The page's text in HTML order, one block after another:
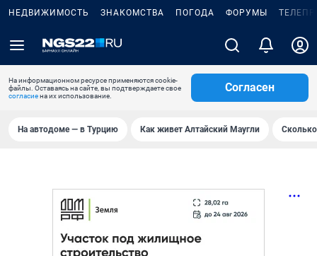
НЕДВИЖИМОСТЬ ЗНАКОМСТВА ПОГОДА ФОРУМЫ
На информационном ресурсе применяются cookie-
файлы. Оставаясь на сайте, вы подтверждаете свое
согласиена их использование.
Согласен
На автодоме — в Турцию Как живет Алтайский Маугли